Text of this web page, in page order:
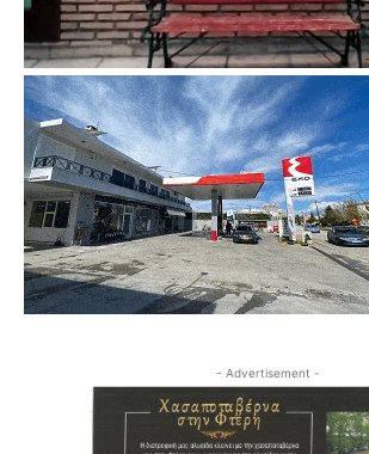
- Advertisement -